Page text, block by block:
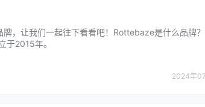
，让我们一起往下看看吧！Rottebaze是什么品牌
于2015年。
2024年